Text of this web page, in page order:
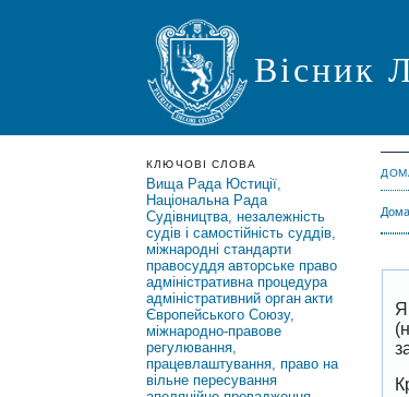
Вісник
КЛЮЧОВІ СЛОВА
Вища Рада Юстиції,
Національна Рада
Судівництва, незалежність
судів і самостійність суддів,
міжнародні стандарти
правосуддя авторське право
адміністративна процедура
адміністративний орган акти
Європейського Союзу,
міжнародно-правове
регулювання,
працевлаштування, право на
вільне пересування